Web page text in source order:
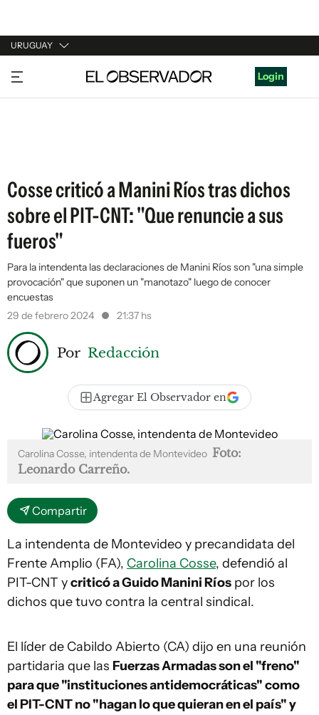
URUGUAY
URUGUAY
ARGENTINA
Login
Cosse criticó a Manini Ríos tras dichos
sobre el PIT-CNT: "Que renuncie a sus
fueros"
Para la intendenta las declaraciones de Manini Ríos son "una simple
provocación" que suponen un "manotazo" luego de conocer
encuestas
29 de febrero 2024
21:37 hs
Por Redacción
Agregar El Observador en
Carolina Cosse, intendenta de Montevideo Foto:
Leonardo Carreño.
Compartir
La intendenta de Montevideo y precandidata del
Frente Amplio (FA), Carolina Cosse, defendió al
PIT-CNT ycriticó a Guido Manini Ríos por los
dichos que tuvo contra la central sindical.
El líder de Cabildo Abierto (CA) dijo en una reunión
partidaria que las Fuerzas Armadas son el "freno"
para que "instituciones antidemocráticas" como
el PIT-CNT no "hagan lo que quieran en el país" y